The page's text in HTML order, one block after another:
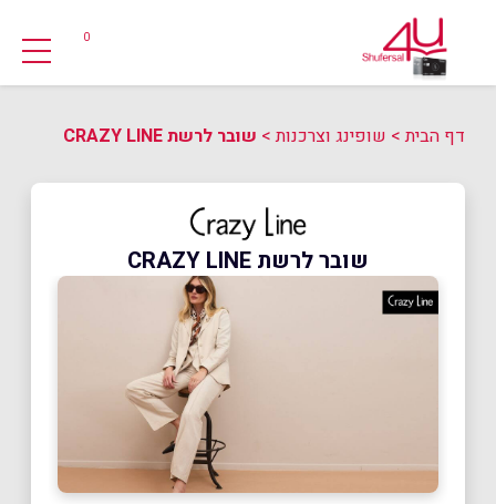
0
דף הבית> שופינג וצרכנות> שובר לרשת CRAZY LINE
שובר לרשת CRAZY LINE